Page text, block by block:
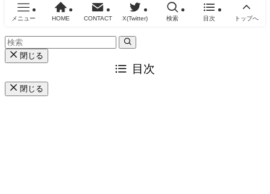
メニュー HOME CONTACT X(Twitter) 検索 目次 トップへ
閉じる
目次
閉じる